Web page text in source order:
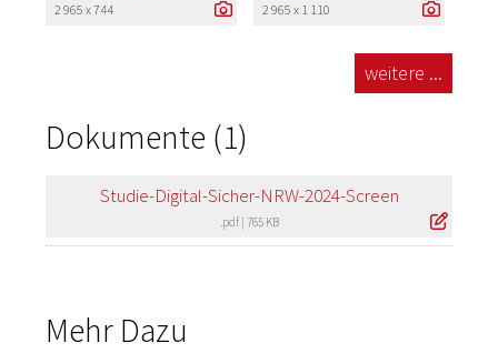
2 965 x 744 2 965 x 1 110
weitere ...
Dokumente (1)
Studie-Digital-Sicher-NRW-2024-Screen
.pdf| 765 KB
Mehr Dazu